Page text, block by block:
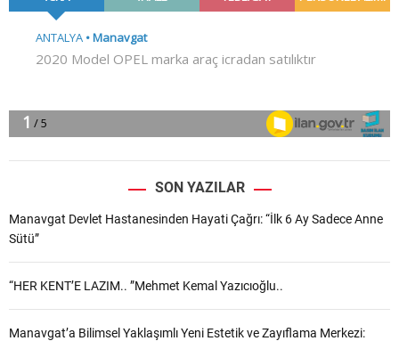
SON YAZILAR
Manavgat Devlet Hastanesinden Hayati Çağrı: “İlk 6 Ay Sadece Anne
Sütü”
“HER KENT’E LAZIM.. ”Mehmet Kemal Yazıcıoğlu..
Manavgat’a Bilimsel Yaklaşımlı Yeni Estetik ve Zayıflama Merkezi: